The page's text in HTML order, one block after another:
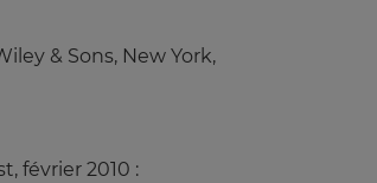
& Sons, New York,
février 2010 :